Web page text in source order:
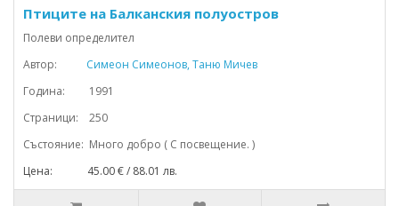
Птиците на Балканския полуостров
Полеви определител
Автор:
Симеон Симеонов, Таню Мичев
Година: 1991
Страници: 250
Състояние: Много добро ( С посвещение. )
Цена: 45.00 € / 88.01 лв.